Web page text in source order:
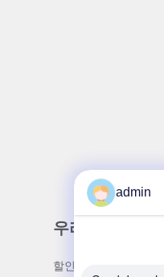
우리 뉴스레터
할인 및 더 많은 정보
admin